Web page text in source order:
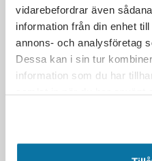
vidarebefordrar även
information från din enhet
annons- och analysföretag
Dessa kan i sin tur
information som du har
Telefon
info@quickoffice.se